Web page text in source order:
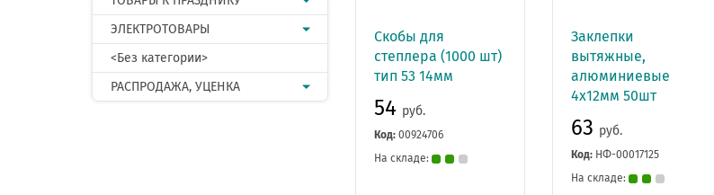
ЭЛЕКТРОТОВАРЫ
<Без категории>
РАСПРОДАЖА, УЦЕНКА
Скобы для
степлера (1000 шт)
тип 53 14мм
54 руб.
Код: 00924706
На складе:
Заклепки
вытяжные,
алюминиевые
4х12мм 50шт
63 руб.
Код: НФ-00017125
На складе: